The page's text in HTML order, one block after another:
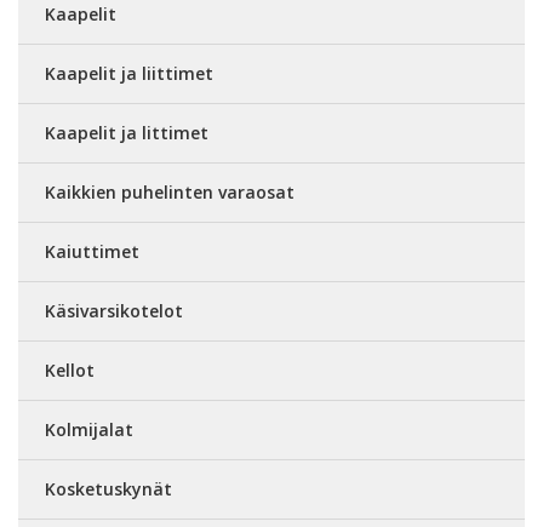
Kaapelit
Kaapelit ja liittimet
Kaapelit ja littimet
Kaikkien puhelinten varaosat
Kaiuttimet
Käsivarsikotelot
Kellot
Kolmijalat
Kosketuskynät